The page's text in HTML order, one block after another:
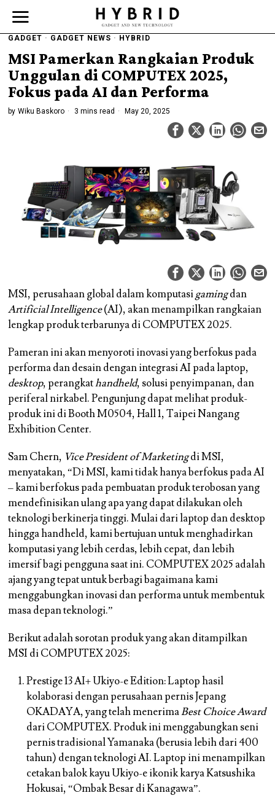
GADGET · GADGET NEWS · HYBRID
MSI Pamerkan Rangkaian Produk
Unggulan di COMPUTEX 2025,
Fokus pada AI dan Performa
by Wiku Baskoro 3 mins read May 20, 2025
MSI, perusahaan global dalam komputasigamingdan
Artificial Intelligence(AI), akan menampilkan rangkaian
lengkap produk terbarunya di COMPUTEX 2025.
Pameran ini akan menyoroti inovasi yang berfokus pada
performa dan desain dengan integrasi AI pada laptop,
desktop, perangkathandheld, solusi penyimpanan, dan
periferal nirkabel. Pengunjung dapat melihat produk-
produk ini di Booth M0504, Hall 1, Taipei Nangang
Exhibition Center.
Sam Chern, Vice President of Marketingdi MSI,
menyatakan, “Di MSI, kami tidak hanya berfokus pada AI
– kami berfokus pada pembuatan produk terobosan yang
mendefinisikan ulang apa yang dapat dilakukan oleh
teknologi berkinerja tinggi. Mulai dari laptop dan desktop
hingga handheld, kami bertujuan untuk menghadirkan
komputasi yang lebih cerdas, lebih cepat, dan lebih
imersif bagi pengguna saat ini. COMPUTEX 2025 adalah
ajang yang tepat untuk berbagi bagaimana kami
menggabungkan inovasi dan performa untuk membentuk
masa depan teknologi.”
Berikut adalah sorotan produk yang akan ditampilkan
MSI di COMPUTEX 2025:
Prestige 13 AI+ Ukiyo-e Edition:Laptop hasil
kolaborasi dengan perusahaan pernis Jepang
OKADAYA, yang telah menerimaBest Choice Award
dari COMPUTEX. Produk ini menggabungkan seni
pernis tradisional Yamanaka (berusia lebih dari 400
tahun) dengan teknologi AI. Laptop ini menampilkan
cetakan balok kayu Ukiyo-e ikonik karya Katsushika
Hokusai, “Ombak Besar di Kanagawa”.